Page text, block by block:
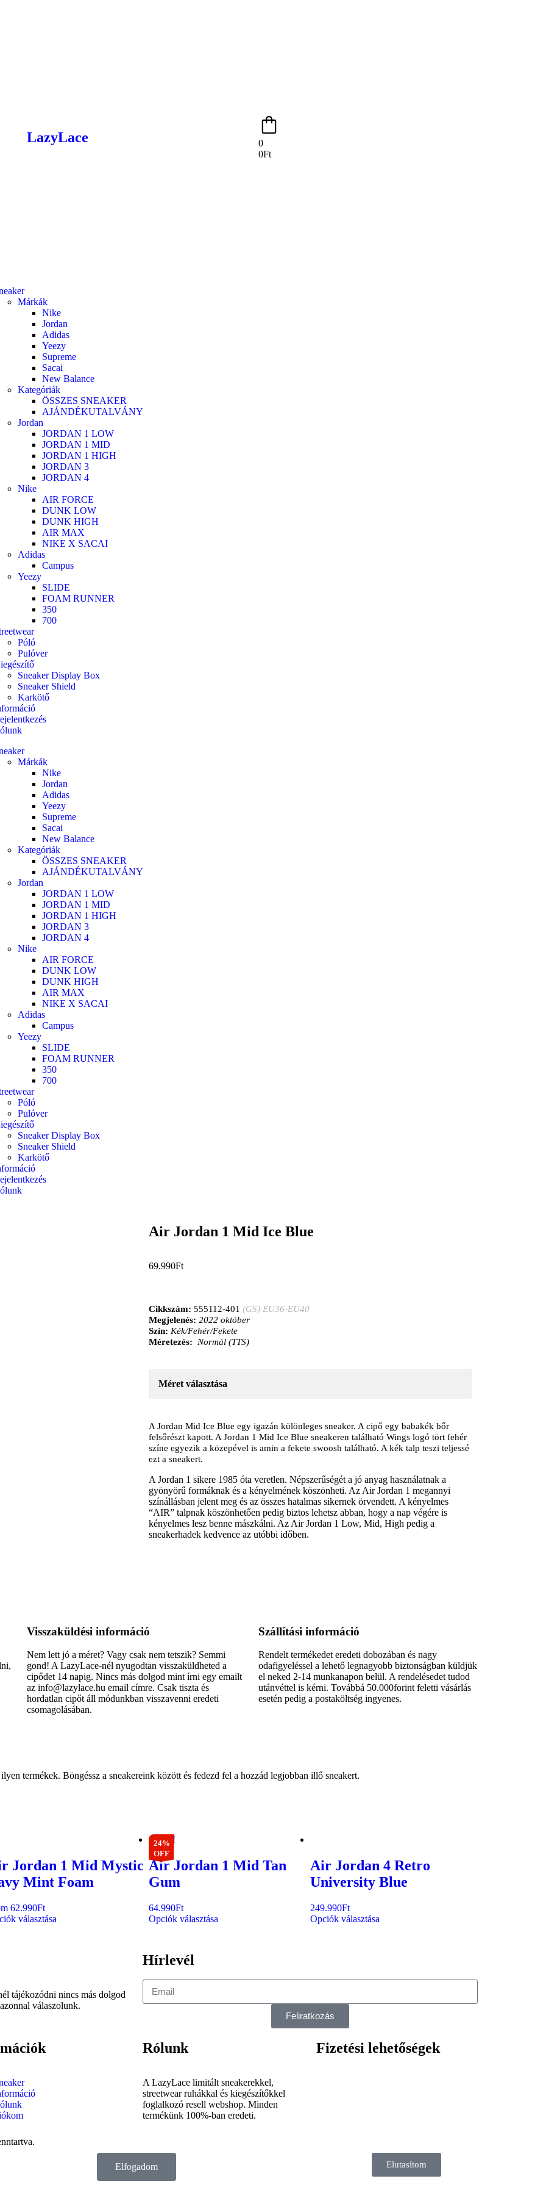
LazyLace
0
0Ft
Márkák
Nike
Jordan
Adidas
Yeezy
Supreme
Sacai
New Balance
Kategóriák
ÖSSZES SNEAKER
AJÁNDÉKUTALVÁNY
Jordan
JORDAN 1 LOW
JORDAN 1 MID
JORDAN 1 HIGH
JORDAN 3
JORDAN 4
Nike
AIR FORCE
DUNK LOW
DUNK HIGH
AIR MAX
NIKE X SACAI
Adidas
Campus
Yeezy
SLIDE
FOAM RUNNER
350
700
Póló
Pulóver
Sneaker Display Box
Sneaker Shield
Karkötő
Márkák
Nike
Jordan
Adidas
Yeezy
Supreme
Sacai
New Balance
Kategóriák
ÖSSZES SNEAKER
AJÁNDÉKUTALVÁNY
Jordan
JORDAN 1 LOW
JORDAN 1 MID
JORDAN 1 HIGH
JORDAN 3
JORDAN 4
Nike
AIR FORCE
DUNK LOW
DUNK HIGH
AIR MAX
NIKE X SACAI
Adidas
Campus
Yeezy
SLIDE
FOAM RUNNER
350
700
Póló
Pulóver
Sneaker Display Box
Sneaker Shield
Karkötő
Air Jordan 1 Mid Ice Blue
69.990Ft
Cikkszám: 555112-401 (GS) EU36-EU40
Megjelenés: 2022 október
Szín: Kék/Fehér/Fekete
Méretezés:
Normál (TTS)
Méret választása
A Jordan Mid Ice Blue egy igazán különleges sneaker. A cipő egy babakék bőr
felsőrészt kapott. A Jordan 1 Mid Ice Blue sneakeren található Wings logó tört fehér
színe egyezik a közepével is amin a fekete swoosh található. A kék talp teszi teljessé
ezt a sneakert.
A Jordan 1 sikere 1985 óta veretlen. Népszerűségét a jó anyag használatnak a
gyönyörű formáknak és a kényelmének köszönheti. Az Air Jordan 1 megannyi
színállásban jelent meg és az összes hatalmas sikernek örvendett. A kényelmes
“AIR” talpnak köszönhetően pedig biztos lehetsz abban, hogy a nap végére is
kényelmes lesz benne mászkálni. Az Air Jordan 1 Low, Mid, High pedig a
sneakerhadek kedvence az utóbbi időben.
Visszaküldési információ
Nem lett jó a méret? Vagy csak nem tetszik? Semmi
gond! A LazyLace-nél nyugodtan visszaküldheted a
cipődet 14 napig. Nincs más dolgod mint írni egy emailt
az info@lazylace.hu email címre. Csak tiszta és
hordatlan cipőt áll módunkban visszavenni eredeti
csomagolásában.
Szállítási információ
Rendelt termékedet eredeti dobozában és nagy
odafigyeléssel a lehető legnagyobb biztonságban küldjük
el neked 2-14 munkanapon belül. A rendelésedet tudod
utánvéttel is kérni. Továbbá 50.000forint feletti vásárlás
esetén pedig a postaköltség ingyenes.
termékek. Böngéssz a sneakereink között és fedezd fel a hozzád legjobban illő sneakert.
Jordan 1 Mid Mystic
Mint Foam
62.990Ft
választása
24%
OFF
Akció!
Air Jordan 1 Mid Tan
Gum
64.990Ft
Opciók választása
Air Jordan 4 Retro
University Blue
249.990Ft
Opciók választása
tájékozódni nincs más dolgod
válaszolunk.
Hírlevél
Feliratkozás
Rólunk
A LazyLace limitált sneakerekkel,
streetwear ruhákkal és kiegészítőkkel
foglalkozó resell webshop. Minden
termékünk 100%-ban eredeti.
Fizetési lehetőségek
Elfogadom Elutasítom